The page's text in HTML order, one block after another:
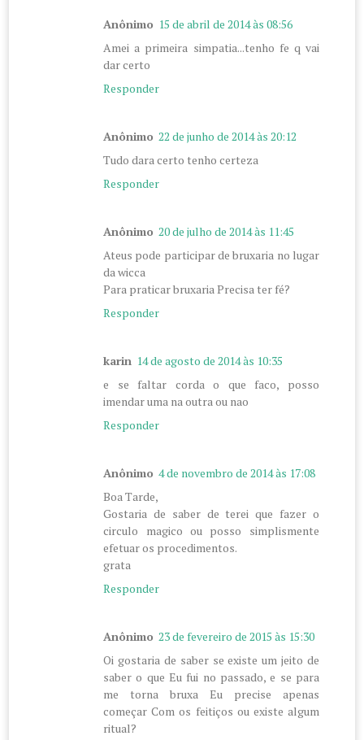
Anônimo 15 de abril de 2014 às 08:56
Amei a primeira simpatia...tenho fe q vai
dar certo
Responder
Anônimo 22 de junho de 2014 às 20:12
Tudo dara certo tenho certeza
Responder
Anônimo 20 de julho de 2014 às 11:45
Ateus pode participar de bruxaria no lugar
da wicca
Para praticar bruxaria Precisa ter fé?
Responder
karin 14 de agosto de 2014 às 10:35
e se faltar corda o que faco, posso
imendar uma na outra ou nao
Responder
Anônimo 4 de novembro de 2014 às 17:08
Boa Tarde,
Gostaria de saber de terei que fazer o
circulo magico ou posso simplismente
efetuar os procedimentos.
grata
Responder
Anônimo 23 de fevereiro de 2015 às 15:30
Oi gostaria de saber se existe um jeito de
saber o que Eu fui no passado, e se para
me torna bruxa Eu precise apenas
começar Com os feitiços ou existe algum
ritual?